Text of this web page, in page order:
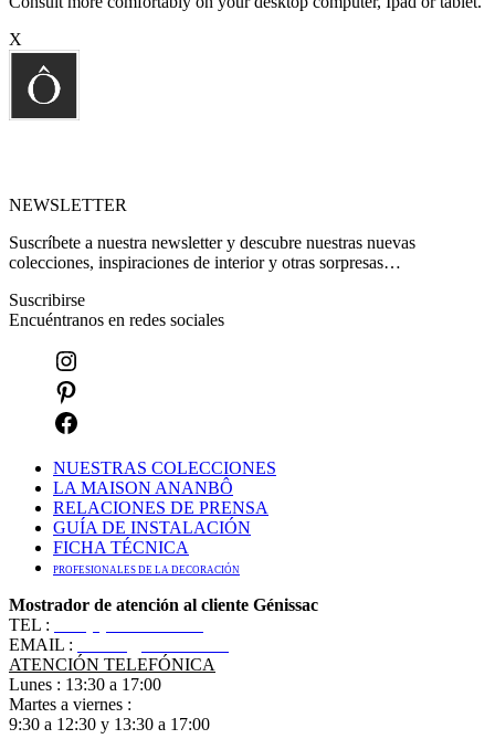
X
NEWSLETTER
Suscríbete a nuestra newsletter y descubre nuestras nuevas
colecciones, inspiraciones de interior y otras sorpresas…
Suscribirse
Encuéntranos en redes sociales
NUESTRAS COLECCIONES
LA MAISON ANANBÔ
RELACIONES DE PRENSA
GUÍA DE INSTALACIÓN
FICHA TÉCNICA
PROFESIONALES DE LA DECORACIÓN
Mostrador de atención al cliente Génissac
TEL :
EMAIL :
ATENCIÓN TELEFÓNICA
Lunes : 13:30 a 17:00
Martes a viernes :
9:30 a 12:30 y 13:30 a 17:00